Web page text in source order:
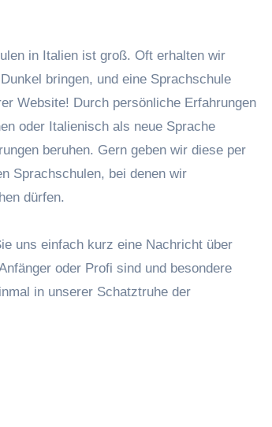
in Italien ist groß. Oft erhalten wir
bringen, und eine Sprachschule
Website! Durch persönliche Erfahrungen
oder Italienisch als neue Sprache
beruhen. Gern geben wir diese per
Sprachschulen, bei denen wir
dürfen.
uns einfach kurz eine Nachricht über
oder Profi sind und besondere
in unserer Schatztruhe der